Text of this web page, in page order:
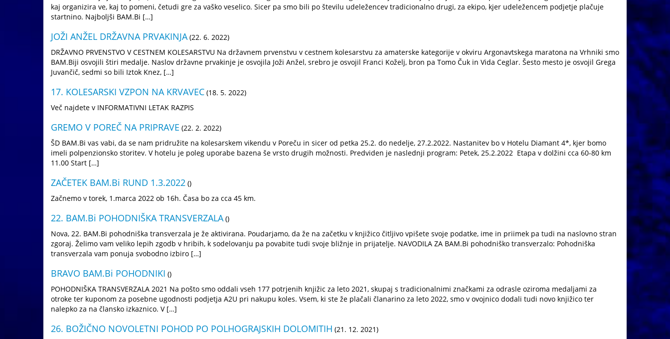
kaj organizira ve, kaj to pomeni, četudi gre za vaško veselico. Sicer pa smo bili po številu udeležencev tradicionalno drugi, za ekipo, kjer udeležencem podjetje plačuje
startnino. Najboljši BAM.Bi […]
JOŽI ANŽEL DRŽAVNA PRVAKINJA (22. 6. 2022)
DRŽAVNO PRVENSTVO V CESTNEM KOLESARSTVU Na državnem prvenstvu v cestnem kolesarstvu za amaterske kategorije v okviru Argonavtskega maratona na Vrhniki smo
BAM.Biji osvojili štiri medalje. Naslov državne prvakinje je osvojila Joži Anžel, srebro je osvojil Franci Koželj, bron pa Tomo Čuk in Vida Ceglar. Šesto mesto je osvojil Grega
Juvančič, sedmi so bili Iztok Knez, […]
17. KOLESARSKI VZPON NA KRVAVEC (18. 5. 2022)
Več najdete v INFORMATIVNI LETAK RAZPIS
GREMO V POREČ NA PRIPRAVE (22. 2. 2022)
ŠD BAM.Bi vas vabi, da se nam pridružite na kolesarskem vikendu v Poreču in sicer od petka 25.2. do nedelje, 27.2.2022. Nastanitev bo v Hotelu Diamant 4*, kjer bomo
imeli polpenzionsko storitev. V hotelu je poleg uporabe bazena še vrsto drugih možnosti. Predviden je naslednji program: Petek, 25.2.2022 Etapa v dolžini cca 60-80 km
11.00 Start […]
ZAČETEK BAM.Bi RUND 1.3.2022 ()
Začnemo v torek, 1.marca 2022 ob 16h. Časa bo za cca 45 km.
22. BAM.Bi POHODNIŠKA TRANSVERZALA ()
Nova, 22. BAM.Bi pohodniška transverzala je že aktivirana. Poudarjamo, da že na začetku v knjižico čitljivo vpišete svoje podatke, ime in priimek pa tudi na naslovno stran
zgoraj. Želimo vam veliko lepih zgodb v hribih, k sodelovanju pa povabite tudi svoje bližnje in prijatelje. NAVODILA ZA BAM.Bi pohodniško transverzalo: Pohodniška
transverzala vam ponuja svobodno izbiro […]
BRAVO BAM.Bi POHODNIKI ()
POHODNIŠKA TRANSVERZALA 2021 Na pošto smo oddali vseh 177 potrjenih knjižic za leto 2021, skupaj s tradicionalnimi značkami za odrasle oziroma medaljami za
otroke ter kuponom za posebne ugodnosti podjetja A2U pri nakupu koles. Vsem, ki ste že plačali članarino za leto 2022, smo v ovojnico dodali tudi novo knjižico ter
nalepko za na člansko izkaznico. V […]
26. BOŽIČNO NOVOLETNI POHOD PO POLHOGRAJSKIH DOLOMITIH (21. 12. 2021)